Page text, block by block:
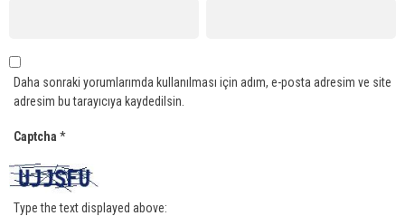
Daha sonraki yorumlarımda kullanılması için adım, e-posta adresim ve site
adresim bu tarayıcıya kaydedilsin.
Captcha *
Type the text displayed above: